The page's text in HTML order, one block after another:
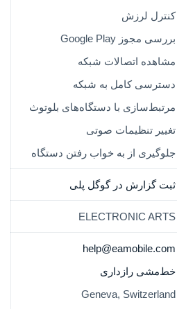
کنترل لرزش
بررسی مجوز Google Play‏
مشاهده اتصالات شبکه
دسترسی کامل به شبکه
مرتبط‌سازی با دستگاه‌های بلوتوث
تغییر تنظیمات صوتی
جلوگیری از به خواب رفتن دستگاه
ثبت گزارش در گوگل پلی
ELECTRONIC ARTS
help@eamobile.com
خط‌مشی رازداری
Geneva, Switzerland